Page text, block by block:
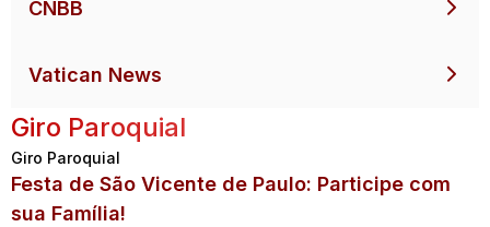
CNBB
Vatican News
Giro Paroquial
Giro Paroquial
Festa de São Vicente de Paulo: Participe com
sua Família!